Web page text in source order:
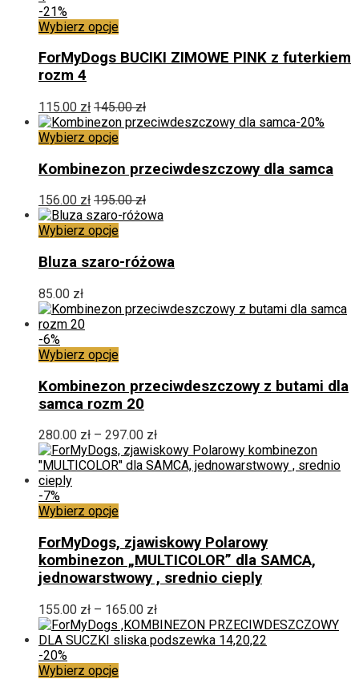
stronie
produktu
-21%
Wybierz opcjeTen
ma
Opcje
można
wybrać
na
stronie
produktu
ForMyDogs BUCIKI ZIMOWE PINK z futerkiem
rozm 4
115.00 zł 145.00zł
-20%
Wybierz opcjeTen
ma
wiele
wariantów.
Opcje
można
wybrać
na
stronie
Kombinezon przeciwdeszczowy dla samca
156.00 zł 195.00zł
Wybierz opcjeTen
ma
Opcje
na
stronie
produktu
Bluza szaro-różowa
85.00 zł
-6%
Wybierz opcjeTen
ma
wiele
wariantów.
Opcje
można
wybrać
na
produktu
Kombinezon przeciwdeszczowy z butami dla
samca rozm 20
280.00 zł – 297.00 złZakres
cen:
od
-7%
Wybierz opcjeTen
ma
wiele
wariantów.
Opcje
można
wybrać
na
stronie
produktu
ForMyDogs, zjawiskowy Polarowy
kombinezon „MULTICOLOR” dla SAMCA,
jednowarstwowy , srednio cieply
155.00 zł – 165.00 złZakres
cen:
od
-20%
Wybierz opcjeTen